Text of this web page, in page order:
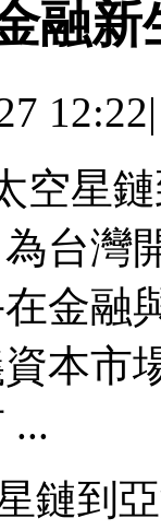
融新
12:22|
空星
台灣
金融
本市
...
鏈到